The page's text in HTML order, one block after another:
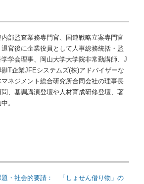
部監査業務専門官、国連戦略立案専門官
官後に企業役員として人事総務統括・監
学会理事、岡山大学大学院非常勤講師、J
IT企業JFEシステムズ(株)アドバイザーな
ネジメント総合研究所合同会社の理事長
、基調講演登壇や人材育成研修登壇、著
。
題・社会的要請： 「しょせん借り物」の